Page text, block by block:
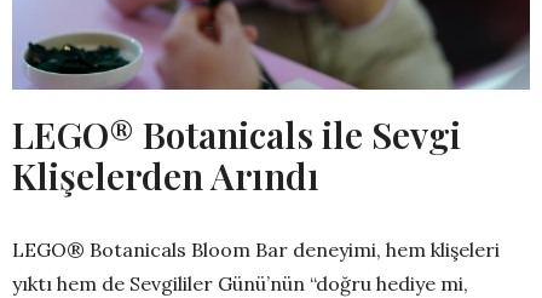
LEGO® Botanicals ile Sevgi
Klişelerden Arındı
LEGO® Botanicals Bloom Bar deneyimi, hem klişeleri
yıktı hem de Sevgililer Günü’nün “doğru hediye mi,